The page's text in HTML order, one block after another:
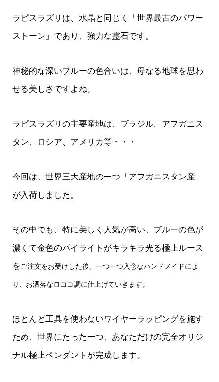
ラピスラズリは、水晶と同じく「世界最古のパワー
ストーン」であり、強力な霊石です。
神秘的な深いブルーの色合いは、母なる地球を思わ
せる美しさですよね。
ラピスラズリの主要産地は、ブラジル、アフガニス
タン、ロシア、アメリカ等・・・
今回は、世界三大産地の一つ「アフガニスタン産」
が入荷しました。
その中でも、特に美しく人気が高い、ブルーの色が
濃くて金色のパイライトがキラキラ光る極上ルース
をご注文をお受けした後、一つ一つ入念なハンドメイドによ
り、お洒落なロココ調に仕上げていきます。
ほとんど工具を使わないワイヤーラッピングを施す
ため、世界にたった一つ、あなただけの完全オリジ
ナル極上ペンダントが完成します。